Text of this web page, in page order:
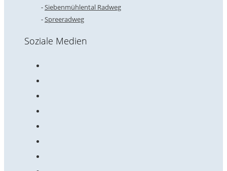
Siebenmühlental Radweg
Spreeradweg
Soziale Medien